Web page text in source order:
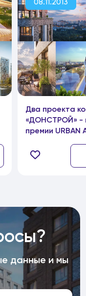
Два проекта
«ДОНСТРОЙ» -
премии URBAN
данные и мы